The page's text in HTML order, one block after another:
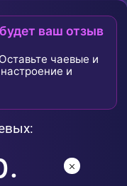
ваш отзыв
чаевые и
и